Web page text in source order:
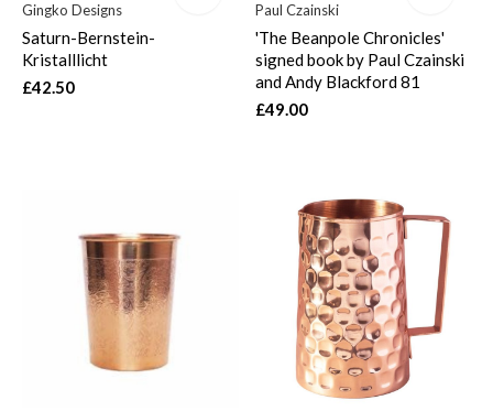
Gingko Designs
Saturn-Bernstein-
Kristalllicht
£42.50
Paul Czainski
'The Beanpole Chronicles'
signed book by Paul Czainski
and Andy Blackford 81
£49.00